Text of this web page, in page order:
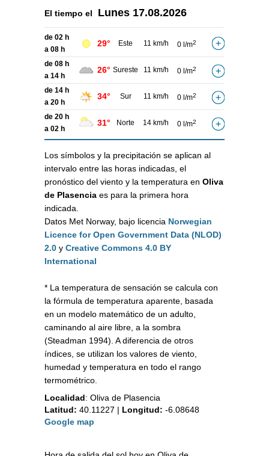
El tiempo el Lunes 17.08.2026
de 02 h
a 08 h
29° Este 11 km/h 0 l/m2
de 08 h
a 14 h
26° Sureste 11 km/h 0 l/m2
de 14 h
a 20 h
34° Sur 11 km/h 0 l/m2
de 20 h
a 02 h
31° Norte 14 km/h 0 l/m2
Los símbolos y la precipitación se aplican al
intervalo entre las horas indicadas, el
pronóstico del viento y la temperatura en Oliva
de Plasencia es para la primera hora
indicada.
Datos Met Norway, bajo licencia Norwegian
Licence for Open Government Data (NLOD)
2.0 y Creative Commons 4.0 BY
International
* La temperatura de sensación se calcula con
la fórmula de temperatura aparente, basada
en un modelo matemático de un adulto,
caminando al aire libre, a la sombra
(Steadman 1994). A diferencia de otros
índices, se utilizan los valores de viento,
humedad y temperatura en todo el rango
termométrico.
Localidad: Oliva de Plasencia
Latitud: 40.11227 | Longitud: -6.08648
Google map